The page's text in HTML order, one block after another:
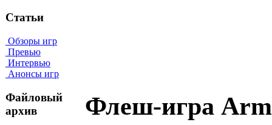
Статьи
Обзоры игр
Превью
Интервью
Анонсы игр
Файловый
архив
Флеш-игра